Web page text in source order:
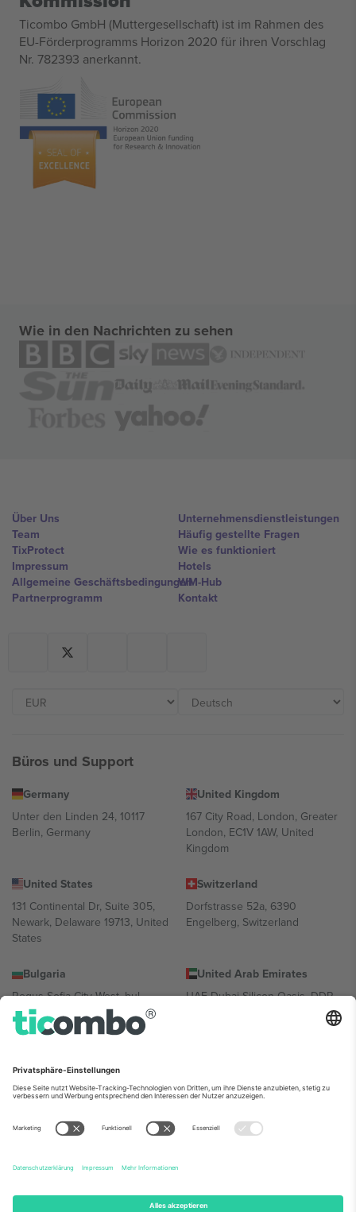
Ticombo GmbH (Muttergesellschaft) ist im Rahmen des
EU-Förderprogramms Horizon 2020 für ihren Vorschlag
Nr. 782393 anerkannt.
Wie in den Nachrichten zu sehen
Über Uns
Team
TixProtect
Impressum
Allgemeine Geschäftsbedingungen
Partnerprogramm
Unternehmensdienstleistungen
Häufig gestellte Fragen
Wie es funktioniert
Hotels
WM-Hub
Kontakt
Büros und Support
Germany
Unter den Linden 24, 10117
Berlin, Germany
United Kingdom
167 City Road, London, Greater
London, EC1V 1AW, United
Kingdom
United States
131 Continental Dr, Suite 305,
Newark, Delaware 19713, United
States
Switzerland
Dorfstrasse 52a, 6390
Engelberg, Switzerland
Bulgaria
Regus Sofia City West, bul
Totleben 53-55, 1606 Sofia,
Bulgaria
United Arab Emirates
UAE Dubai Silicon Oasis, DDP
Building A1, Office 302, Dubai,
Mexico
Av Chapultepec 360, Roma
Norte, Cuauhtémoc, 06700
Ciudad de México, CDMX,
Mexico
Die juristische Person des Plattformanbieters kann je nach
Informationen finden Sie auf der jeweiligen Veranstaltungsseite, im